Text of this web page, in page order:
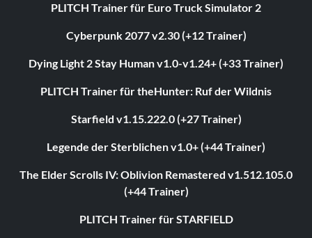
PLITCH Trainer für Euro Truck Simulator 2
Cyberpunk 2077 v2.30 (+12 Trainer)
Dying Light 2 Stay Human v1.0-v1.24+ (+33 Trainer)
PLITCH Trainer für theHunter: Ruf der Wildnis
Starfield v1.15.222.0 (+27 Trainer)
Legende der Sterblichen v1.0+ (+44 Trainer)
The Elder Scrolls IV: Oblivion Remastered v1.512.105.0
(+44 Trainer)
PLITCH Trainer für STARFIELD